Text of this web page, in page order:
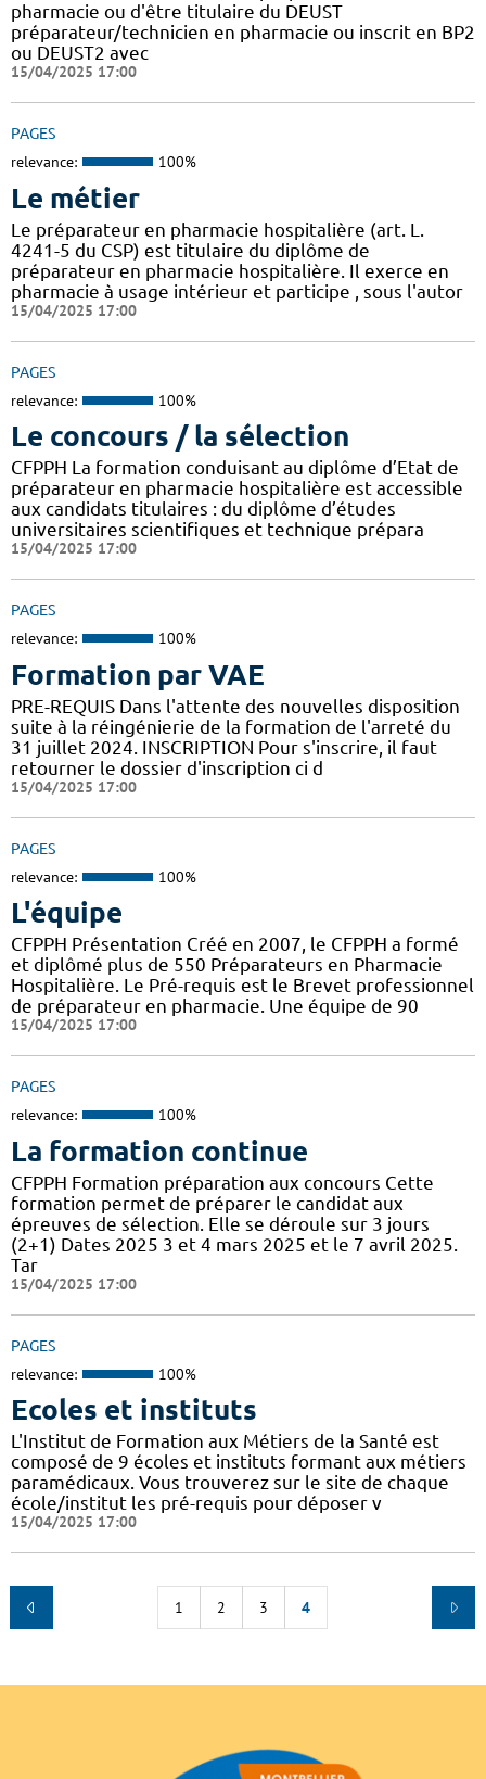
pharmacie ou d'être titulaire du DEUST
préparateur/technicien en pharmacie ou inscrit en BP2
ou DEUST2 avec
15/04/2025 17:00
PAGES
relevance: 100%
Le métier
Le préparateur en pharmacie hospitalière (art. L.
4241-5 du CSP) est titulaire du diplôme de
préparateur en pharmacie hospitalière. Il exerce en
pharmacie à usage intérieur et participe , sous l'autor
15/04/2025 17:00
PAGES
relevance: 100%
Le concours / la sélection
CFPPH La formation conduisant au diplôme d’Etat de
préparateur en pharmacie hospitalière est accessible
aux candidats titulaires : du diplôme d’études
universitaires scientifiques et technique prépara
15/04/2025 17:00
PAGES
relevance: 100%
Formation par VAE
PRE-REQUIS Dans l'attente des nouvelles disposition
suite à la réingénierie de la formation de l'arreté du
31 juillet 2024. INSCRIPTION Pour s'inscrire, il faut
retourner le dossier d'inscription ci d
15/04/2025 17:00
PAGES
relevance: 100%
L'équipe
CFPPH Présentation Créé en 2007, le CFPPH a formé
et diplômé plus de 550 Préparateurs en Pharmacie
Hospitalière. Le Pré-requis est le Brevet professionnel
de préparateur en pharmacie. Une équipe de 90
15/04/2025 17:00
PAGES
relevance: 100%
La formation continue
CFPPH Formation préparation aux concours Cette
formation permet de préparer le candidat aux
épreuves de sélection. Elle se déroule sur 3 jours
(2+1) Dates 2025 3 et 4 mars 2025 et le 7 avril 2025.
Tar
15/04/2025 17:00
PAGES
relevance: 100%
Ecoles et instituts
L'Institut de Formation aux Métiers de la Santé est
composé de 9 écoles et instituts formant aux métiers
paramédicaux. Vous trouverez sur le site de chaque
école/institut les pré-requis pour déposer v
15/04/2025 17:00
1 2 3 4